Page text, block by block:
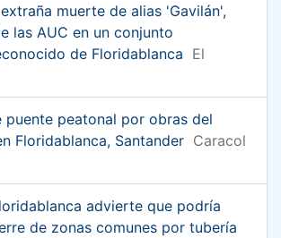
muerte de alias 'Gavilán',
las AUC en un conjunto
de Floridablanca El
puente peatonal por obras del
Floridablanca, Santander Caracol
advierte que podría
de zonas comunes por tubería